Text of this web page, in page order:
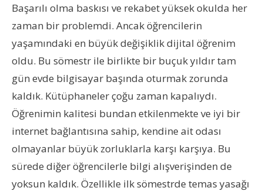
Başarılı olma baskısı ve rekabet yüksek okulda her
zaman bir problemdi. Ancak öğrencilerin
yaşamındaki en büyük değişiklik dijital öğrenim
oldu. Bu sömestr ile birlikte bir buçuk yıldır tam
gün evde bilgisayar başında oturmak zorunda
kaldık. Kütüphaneler çoğu zaman kapalıydı.
Öğrenimin kalitesi bundan etkilenmekte ve iyi bir
internet bağlantısına sahip, kendine ait odası
olmayanlar büyük zorluklarla karşı karşıya. Bu
sürede diğer öğrencilerle bilgi alışverişinden de
yoksun kaldık. Özellikle ilk sömestrde temas yasağı